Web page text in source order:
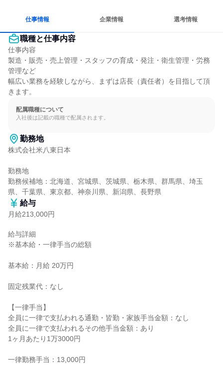
仕事情報 企業情報 選考情報
職種と仕事内容
仕事内容
製造・販売・売上管理・スタッフの育成・発注・衛生管理・労務
管理など
幅広い業務を経験しながら、まずは店長（責任者）を目指して頂
きます。
配属職種について
入社後は記載の職種で配属されます。
勤務地
株式会社米八東日本
勤務地
勤務候補地：北海道、宮城県、茨城県、栃木県、群馬県、埼玉
県、千葉県、東京都、神奈川県、新潟県、長野県
給与
月給213,000円
給与詳細
※基本給・一律手当の総額
基本給：月給 20万円
固定残業代：なし
【一律手当】
全員に一律で支払われる通勤・皆勤・家族手当金額：なし
全員に一律で支払われるその他手当金額：あり
1ヶ月あたり1万3000円
一律勤務手当：13,000円